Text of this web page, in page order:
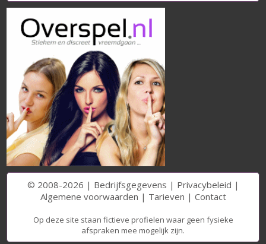
© 2008-2026 | Bedrijfsgegevens | Privacybeleid |
Algemene voorwaarden | Tarieven | Contact
Op deze site staan fictieve profielen waar geen fysieke
afspraken mee mogelijk zijn.